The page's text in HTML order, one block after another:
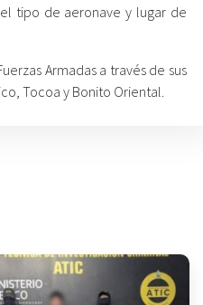
tipo de aeronave y lugar de
Armadas a través de sus
Tocoa y Bonito Oriental.